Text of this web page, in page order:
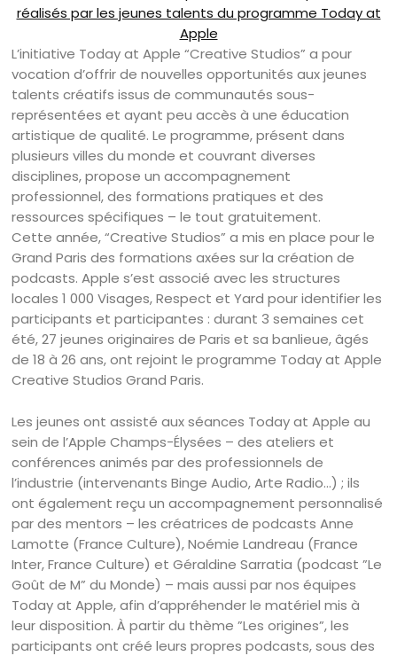
L’initiative Today at Apple “Creative Studios” a pour
vocation d’offrir de nouvelles opportunités aux jeunes
talents créatifs issus de communautés sous-
représentées et ayant peu accès à une éducation
artistique de qualité. Le programme, présent dans
plusieurs villes du monde et couvrant diverses
disciplines, propose un accompagnement
professionnel, des formations pratiques et des
ressources spécifiques – le tout gratuitement.
Cette année, “Creative Studios” a mis en place pour le
Grand Paris des formations axées sur la création de
podcasts. Apple s’est associé avec les structures
locales 1 000 Visages, Respect et Yard pour identifier les
participants et participantes : durant 3 semaines cet
été, 27 jeunes originaires de Paris et sa banlieue, âgés
de 18 à 26 ans, ont rejoint le programme Today at Apple
Creative Studios Grand Paris.
Les jeunes ont assisté aux séances Today at Apple au
sein de l’Apple Champs-Élysées – des ateliers et
conférences animés par des professionnels de
l’industrie (intervenants Binge Audio, Arte Radio…) ; ils
ont également reçu un accompagnement personnalisé
par des mentors – les créatrices de podcasts Anne
Lamotte (France Culture), Noémie Landreau (France
Inter, France Culture) et Géraldine Sarratia (podcast ”Le
Goût de M” du Monde) – mais aussi par nos équipes
Today at Apple, afin d’appréhender le matériel mis à
leur disposition. À partir du thème ”Les origines”, les
participants ont créé leurs propres podcasts, sous des